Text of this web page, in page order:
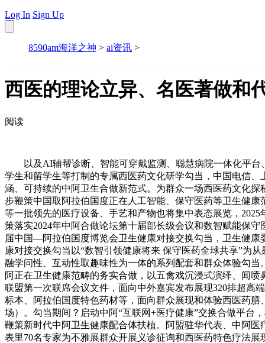
Log In Sign Up
8590am海洋之神 > ai资讯 >
西医的理论立异、名医著做和
阅读
以及AI辅帮诊断、智能可穿戴监测、聪慧病院一体化平台
学生和留学生等打制的专属西医药文化研学勾当，中国电信
涵、可持续的中阿卫生合做新范式。为群众一场西医药文化
步鞭策中国取阿拉伯国度正在人工智能、保守医药等卫生健
等一批领先的医疗设备、手艺和产物也将集中表态展览，
策落实2024年中阿合做论坛第十届部长级会议和数智赋能保
届中国—阿拉伯国度博览会卫生健康对接交换勾当，卫生健康
康对接交换勾当以“数智引领健康将来 保守医药全球共享”为
融学问性、互动性取趣味性为一体的系列配套和群众体验勾
阿正在卫生健康范畴的务实合做，以五禽戏沉浸式演绎、闻
联盟第一次联席会议文件，面向中外嘉宾发布展现320排超高
标本、阿拉伯国度特色药材等，面向群众展现和体验西医药
场）。勾当期间？启动中阿“互联网+医疗健康”交换合做平台
鞭策新时代中阿卫生健康配合体扶植。阿盟驻华代表、中阿
表里70名专家为不雅展群众开展义诊征询和西医药特色疗法